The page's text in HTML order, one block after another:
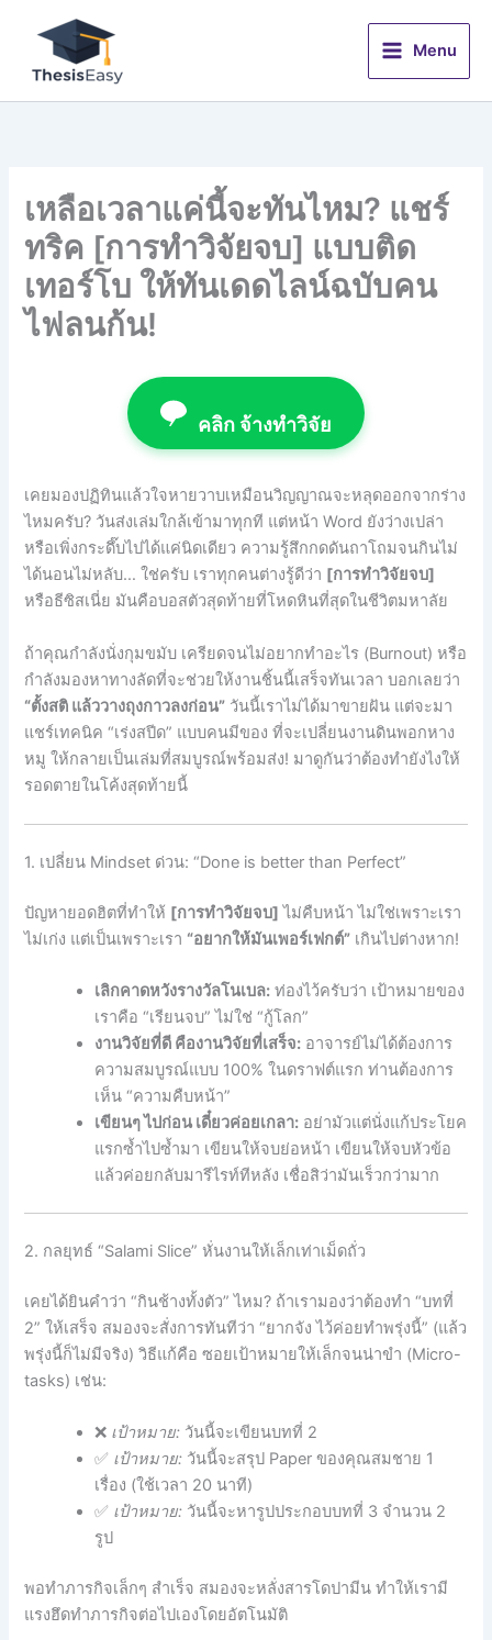
content
Menu
เหลือเวลาแค่นี้จะทันไหม? แชร์
ทริค [การทำวิจัยจบ] แบบติด
เทอร์โบ ให้ทันเดดไลน์ฉบับคน
ไฟลนก้น!
คลิก จ้างทำวิจัย
เคยมองปฏิทินแล้วใจหายวาบเหมือนวิญญาณจะหลุดออกจากร่าง
ไหมครับ? วันส่งเล่มใกล้เข้ามาทุกที แต่หน้า Word ยังว่างเปล่า
หรือเพิ่งกระดึ๊บไปได้แค่นิดเดียว ความรู้สึกกดดันถาโถมจนกินไม่
ได้นอนไม่หลับ… ใช่ครับ เราทุกคนต่างรู้ดีว่า [การทำวิจัยจบ]
หรือธีซิสเนี่ย มันคือบอสตัวสุดท้ายที่โหดหินที่สุดในชีวิตมหาลัย
ถ้าคุณกำลังนั่งกุมขมับ เครียดจนไม่อยากทำอะไร (Burnout) หรือ
กำลังมองหาทางลัดที่จะช่วยให้งานชิ้นนี้เสร็จทันเวลา บอกเลยว่า
“ตั้งสติ แล้ววางถุงกาวลงก่อน” วันนี้เราไม่ได้มาขายฝัน แต่จะมา
แชร์เทคนิค “เร่งสปีด” แบบคนมีของ ที่จะเปลี่ยนงานดินพอกหาง
หมู ให้กลายเป็นเล่มที่สมบูรณ์พร้อมส่ง! มาดูกันว่าต้องทำยังไงให้
รอดตายในโค้งสุดท้ายนี้
1. เปลี่ยน Mindset ด่วน: “Done is better than Perfect”
ปัญหายอดฮิตที่ทำให้ [การทำวิจัยจบ] ไม่คืบหน้า ไม่ใช่เพราะเรา
ไม่เก่ง แต่เป็นเพราะเรา “อยากให้มันเพอร์เฟกต์” เกินไปต่างหาก!
เลิกคาดหวังรางวัลโนเบล: ท่องไว้ครับว่า เป้าหมายของ
เราคือ “เรียนจบ” ไม่ใช่ “กู้โลก”
งานวิจัยที่ดี คืองานวิจัยที่เสร็จ: อาจารย์ไม่ได้ต้องการ
ความสมบูรณ์แบบ 100% ในดราฟต์แรก ท่านต้องการ
เห็น “ความคืบหน้า”
เขียนๆ ไปก่อน เดี๋ยวค่อยเกลา: อย่ามัวแต่นั่งแก้ประโยค
แรกซ้ำไปซ้ำมา เขียนให้จบย่อหน้า เขียนให้จบหัวข้อ
แล้วค่อยกลับมารีไรท์ทีหลัง เชื่อสิว่ามันเร็วกว่ามาก
2. กลยุทธ์ “Salami Slice” หั่นงานให้เล็กเท่าเม็ดถั่ว
เคยได้ยินคำว่า “กินช้างทั้งตัว” ไหม? ถ้าเรามองว่าต้องทำ “บทที่
2” ให้เสร็จ สมองจะสั่งการทันทีว่า “ยากจัง ไว้ค่อยทำพรุ่งนี้” (แล้ว
พรุ่งนี้ก็ไม่มีจริง) วิธีแก้คือ ซอยเป้าหมายให้เล็กจนน่าขำ (Micro-
tasks) เช่น:
❌ เป้าหมาย: วันนี้จะเขียนบทที่ 2
✅ เป้าหมาย: วันนี้จะสรุป Paper ของคุณสมชาย 1
เรื่อง (ใช้เวลา 20 นาที)
✅ เป้าหมาย: วันนี้จะหารูปประกอบบทที่ 3 จำนวน 2
รูป
พอทำภารกิจเล็กๆ สำเร็จ สมองจะหลั่งสารโดปามีน ทำให้เรามี
แรงฮึดทำภารกิจต่อไปเองโดยอัตโนมัติ